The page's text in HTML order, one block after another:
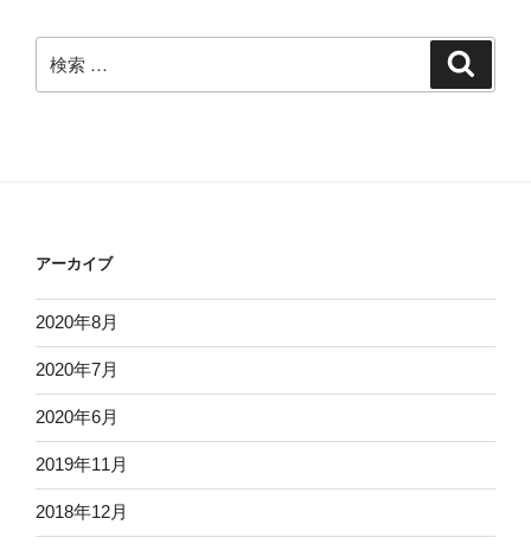
索:
アーカイブ
2020年8月
2020年7月
2020年6月
2019年11月
2018年12月